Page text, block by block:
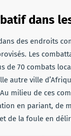
dans
des endroits
Les
de 70 combats
autre ville
milieu de ces
en pariant, de
de la foule en